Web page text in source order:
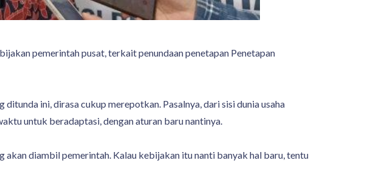
pemerintah pusat, terkait penundaan penetapan Penetapan
ini, dirasa cukup merepotkan. Pasalnya, dari sisi dunia usaha
untuk beradaptasi, dengan aturan baru nantinya.
diambil pemerintah. Kalau kebijakan itu nanti banyak hal baru, tentu